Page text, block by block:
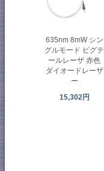
635nm 8mW シン
グルモード ピグテ
ールレーザ 赤色
ダイオードレーザ
ー
15,302円